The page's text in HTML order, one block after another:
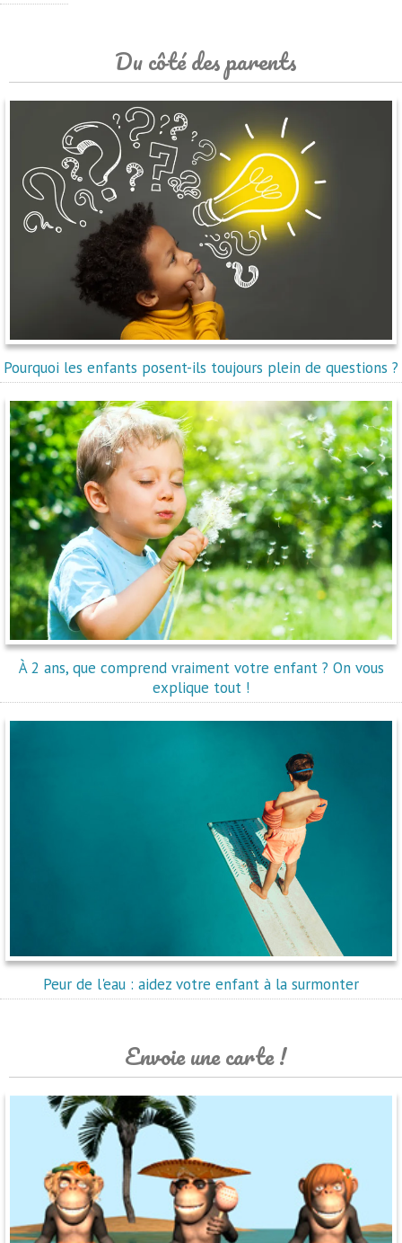
Du côté des parents
Pourquoi les enfants posent-ils toujours plein de questions ?
À 2 ans, que comprend vraiment votre enfant ? On vous
explique tout !
Peur de l'eau : aidez votre enfant à la surmonter
Envoie une carte !